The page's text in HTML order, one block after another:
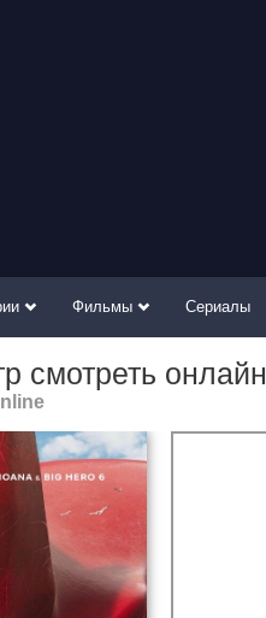
Фильмы Сериалы
смотреть онлайн